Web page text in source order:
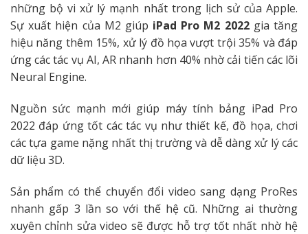
những bộ vi xử lý mạnh nhất trong lịch sử của Apple.
Sự xuất hiện của M2 giúp iPad Pro M2 2022gia tăng
hiệu năng thêm 15%, xử lý đồ họa vượt trội 35% và đáp
ứng các tác vụ AI, AR nhanh hơn 40% nhờ cải tiến các lõi
Neural Engine.
Nguồn sức mạnh mới giúp máy tính bảng iPad Pro
2022 đáp ứng tốt các tác vụ như thiết kế, đồ họa, chơi
các tựa game nặng nhất thị trường và dễ dàng xử lý các
dữ liệu 3D.
Sản phẩm có thể chuyển đổi video sang dạng ProRes
nhanh gấp 3 lần so với thế hệ cũ. Những ai thường
xuyên chỉnh sửa video sẽ được hỗ trợ tốt nhất nhờ hệ